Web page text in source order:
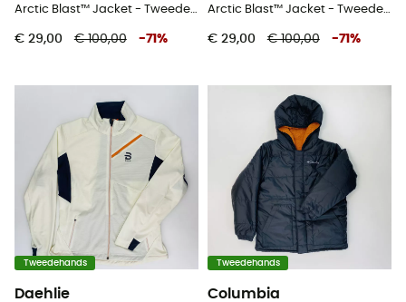
Arctic Blast™ Jacket - Tweedehands Ski-jas - Kinderen - Blauw - S
€ 29,00 € 100,00 -71 %
Arctic Blast™ Jacket - Tweedehands Ski-jas - Kinderen - Blauw - S
€ 29,00 € 100,00 -71 %
Tweedehands
Daehlie
Tweedehands
Columbia